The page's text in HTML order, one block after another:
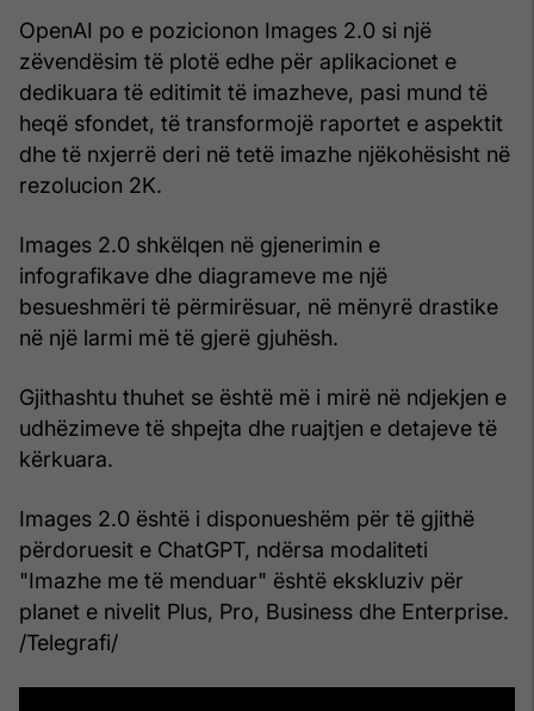
OpenAI po e pozicionon Images 2.0 si një
zëvendësim të plotë edhe për aplikacionet e
dedikuara të editimit të imazheve, pasi mund të
heqë sfondet, të transformojë raportet e aspektit
dhe të nxjerrë deri në tetë imazhe njëkohësisht në
rezolucion 2K.
Images 2.0 shkëlqen në gjenerimin e
infografikave dhe diagrameve me një
besueshmëri të përmirësuar, në mënyrë drastike
në një larmi më të gjerë gjuhësh.
Gjithashtu thuhet se është më i mirë në ndjekjen e
udhëzimeve të shpejta dhe ruajtjen e detajeve të
kërkuara.
Images 2.0 është i disponueshëm për të gjithë
përdoruesit e ChatGPT, ndërsa modaliteti
"Imazhe me të menduar" është ekskluziv për
planet e nivelit Plus, Pro, Business dhe Enterprise.
/Telegrafi/